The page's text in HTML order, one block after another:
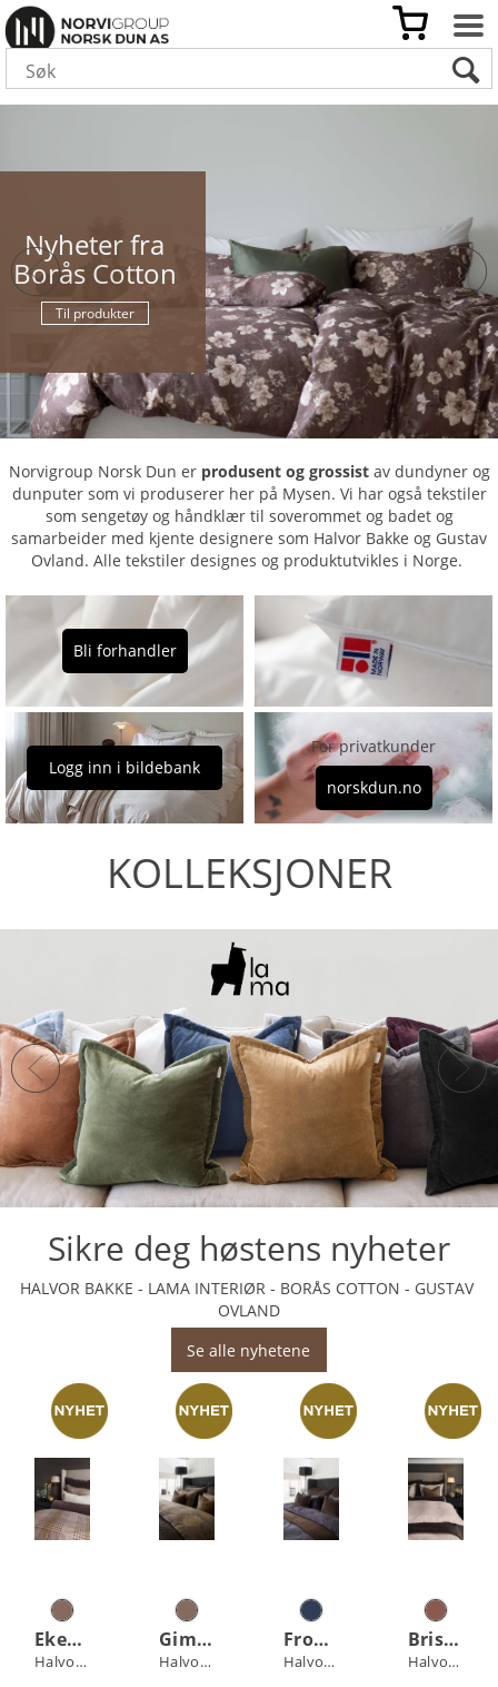
Nyheter fra
Borås Cotton
Til produkter
Norvigroup Norsk Dun er produsent og grossist av dundyner og
dunputer som vi produserer her på Mysen. Vi har også tekstiler
som sengetøy og håndklær til soverommet og badet og
samarbeider med kjente designere som Halvor Bakke og Gustav
Ovland. Alle tekstiler designes og produktutvikles i Norge.
Bli forhandler
Logg inn i bildebank
For privatkunder
norskdun.no
KOLLEKSJONER
Sikre deg høstens nyheter
HALVOR BAKKE - LAMA INTERIØR - BORÅS COTTON - GUSTAV
OVLAND
Se alle nyhetene
Ekeberg sengesett
Halvor Bakke
Gimle sengesett
Halvor Bakke
Frogner sengesett
Halvor Bakke
Briskeby sengesett
Halvor Bakke